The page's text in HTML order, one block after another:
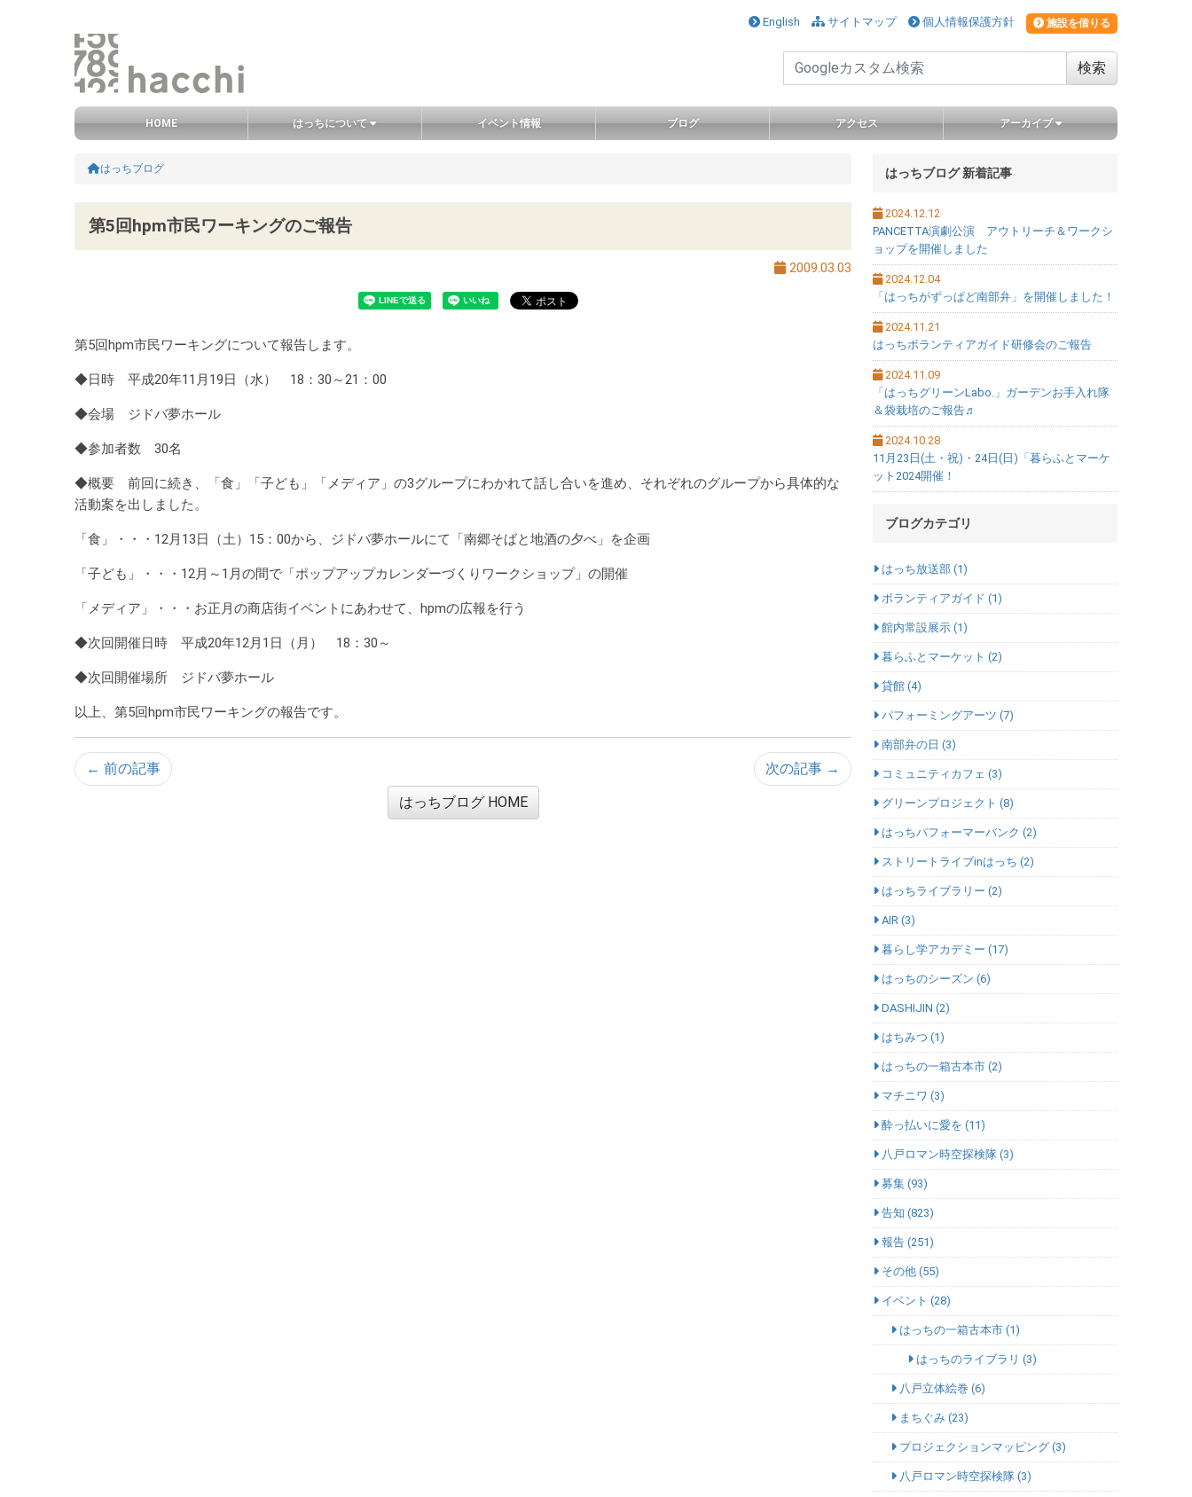
ナビゲーションをスキップ
English サイトマップ 個人情報保護方針 施設を借りる
検索
グローバルナビ HOME はっちについて イベント情報 ブログ アクセス アーカイブ
コンテンツエリア
メインコンテンツ
HOME
はっちブログ
第5回hpm市民ワーキングのご報告
2009.03.03
第5回hpm市民ワーキングについて報告します。
◆日時 平成20年11月19日（水） 18：30～21：00
◆会場 ジドバ夢ホール
◆参加者数 30名
◆概要 前回に続き、「食」「子ども」「メディア」の3グループにわかれて話し合いを進め、それぞれのグループから具体的な
活動案を出しました。
「食」・・・12月13日（土）15：00から、ジドバ夢ホールにて「南郷そばと地酒の夕べ」を企画
「子ども」・・・12月～1月の間で「ポップアップカレンダーづくりワークショップ」の開催
「メディア」・・・お正月の商店街イベントにあわせて、hpmの広報を行う
◆次回開催日時 平成20年12月1日（月） 18：30～
◆次回開催場所 ジドバ夢ホール
以上、第5回hpm市民ワーキングの報告です。
← 前の記事
次の記事 →
はっちブログ HOME
サブメニュー
はっちブログ 新着記事
2024.12.12
PANCETTA演劇公演 アウトリーチ＆ワークシ
ョップを開催しました
2024.12.04
「はっちがずっぱど南部弁」を開催しました！
2024.11.21
はっちボランティアガイド研修会のご報告
2024.11.09
「はっちグリーンLabo.」ガーデンお手入れ隊
＆袋栽培のご報告♬
2024.10.28
11月23日(土・祝)・24日(日)「暮らふとマーケ
ット2024開催！
ブログカテゴリ
はっち放送部 (1)
ボランティアガイド (1)
館内常設展示 (1)
暮らふとマーケット (2)
貸館 (4)
パフォーミングアーツ (7)
南部弁の日 (3)
コミュニティカフェ (3)
グリーンプロジェクト (8)
はっちパフォーマーバンク (2)
ストリートライブinはっち (2)
はっちライブラリー (2)
AIR (3)
暮らし学アカデミー (17)
はっちのシーズン (6)
DASHIJIN (2)
はちみつ (1)
はっちの一箱古本市 (2)
マチニワ (3)
酔っ払いに愛を (11)
八戸ロマン時空探検隊 (3)
募集 (93)
告知 (823)
報告 (251)
その他 (55)
イベント (28)
はっちの一箱古本市 (1)
はっちのライブラリ (3)
八戸立体絵巻 (6)
まちぐみ (23)
プロジェクションマッピング (3)
八戸ロマン時空探検隊 (3)